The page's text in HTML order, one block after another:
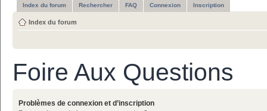
Index du forum Rechercher FAQ Connexion Inscription
Index du forum
Foire Aux Questions
Problèmes de connexion et d’inscription